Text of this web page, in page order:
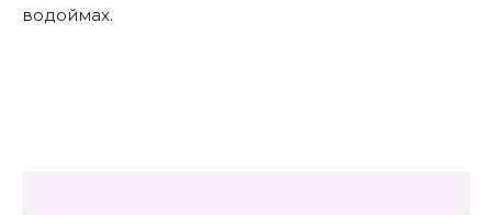
водоймах.